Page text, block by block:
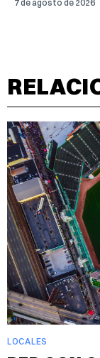
7 de agosto de 2026
LOCALES